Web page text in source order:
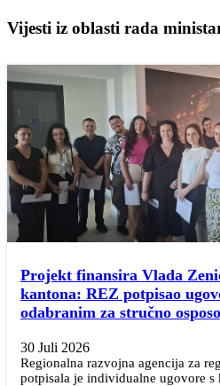
Vijesti iz oblasti rada
Projekt finansira Vlada
kantona: REZ potpisao
odabranim za stručno
30 Juli 2026
Regionalna razvojna agencija za
potpisala je individualne ugovore s